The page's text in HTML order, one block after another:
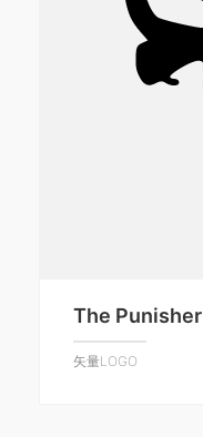
The Punisher
矢量LOGO